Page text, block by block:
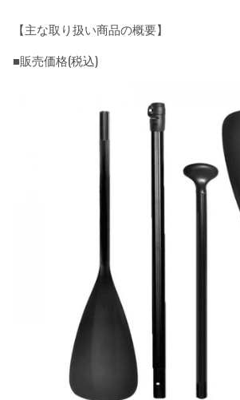
【主な取り扱い商品の概要】
■販売価格(税込)